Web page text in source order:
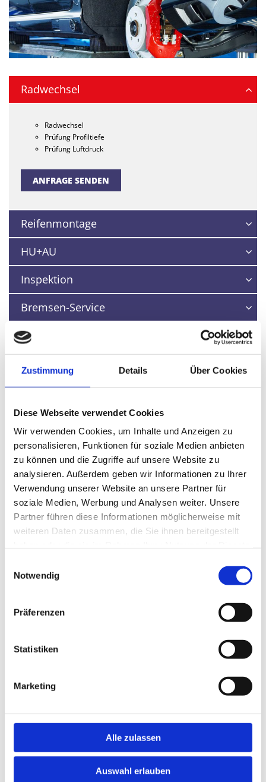
Zustimmung Details Über Cookies
Diese Webseite verwendet Cookies
Wir verwenden Cookies, um Inhalte und Anzeigen zu
personalisieren, Funktionen für soziale Medien anbieten
zu können und die Zugriffe auf unsere Website zu
analysieren. Außerdem geben wir Informationen zu Ihrer
Verwendung unserer Website an unsere Partner für
soziale Medien, Werbung und Analysen weiter. Unsere
Partner führen diese Informationen möglicherweise mit
weiteren Daten zusammen, die Sie ihnen bereitgestellt
Notwendig
Präferenzen
Statistiken
Marketing
Alle zulassen
Auswahl erlauben
Radwechsel
Radwechsel
Prüfung Profiltiefe
Prüfung Luftdruck
ANFRAGE SENDEN
Reifenmontage
HU+AU
Inspektion
Bremsen-Service
Ölwechsel
Kupplungswechsel
Zahnriemenwechsel
Klimaservice
Lichtcheck
Sicherheitscheck
Achsvermessung
Fehlerspeicher auslesen